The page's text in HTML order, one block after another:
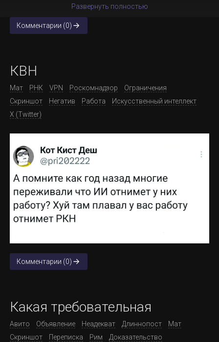
Развернуть полностью
Комментарии (0)
КВН
Мат РНК VPN Роскомнадзор
Ограничения
Скриншот
Негатив Работа
Искусственный интеллект
X (Twitter)
Комментарии (0)
Какая требовательная
Авито Объявление Неадекват Длиннопост
Мат
Скриншот
Переписка Рим Доказательство